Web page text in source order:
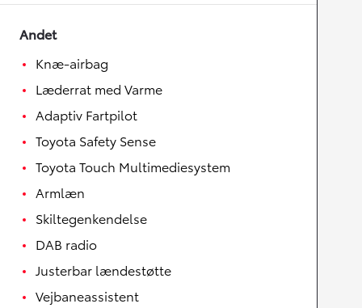
Andet
Knæ-airbag
Læderrat med Varme
Adaptiv Fartpilot
Toyota Safety Sense
Toyota Touch Multimediesystem
Armlæn
Skiltegenkendelse
DAB radio
Justerbar lændestøtte
Vejbaneassistent